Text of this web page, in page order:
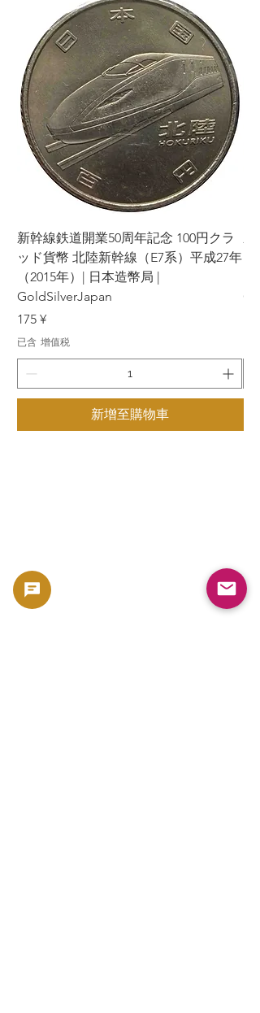
新幹線鉄道開業50周年記念 100円クラ
ッド貨幣 北陸新幹線（E7系）平成27年
（2015年）| 日本造幣局 |
GoldSilverJapan
價格
175 ¥
已含 增值税
新增至購物車